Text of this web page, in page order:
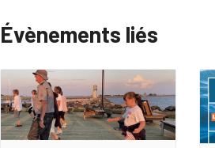
Évènements liés